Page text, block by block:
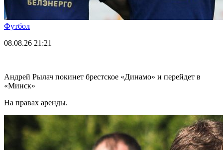
Футбол
08.08.26 21:21
Андрей Рылач покинет брестское «Динамо» и перейдет в
«Минск»
На правах аренды.